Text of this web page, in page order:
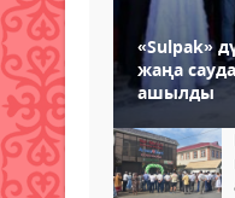
«Sulpak»
жаңа
ашылды